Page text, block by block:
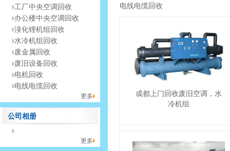
工厂中央空调回收
办公楼中央空调回收
溴化锂机组回收
水冷机组回收
废金属回收
废旧设备回收
电机回收
电线电缆回收
更多
公司相册
没有相册分类！
更多
电线电缆回收
成都上门回收废旧空调，水
冷机组